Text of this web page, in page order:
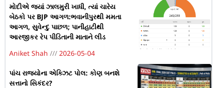
મોદીએ જ્યાં ઝાલમુરી ખાધી, ત્યાં ચારેય
બેઠકો પર BJP આગળ:ભવાનીપુરથી મમતા
આગળ, સુવેન્દુ પાછળ; પાનીહાટીથી
આરજીકર રેપ પીડિતાની માતાને લીડ
Aniket Shah
2026-05-04
પાંચ રાજ્યોના એક્ઝિટ પોલ: કોણ બનશે
સત્તાનો સિકંદર?